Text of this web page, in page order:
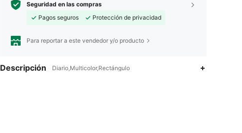
Seguridad en las compras
Pagos seguros
Protección de privacidad
Para reportar a este vendedor y/o producto
Descripción Diario,Multicolor,Rectángulo